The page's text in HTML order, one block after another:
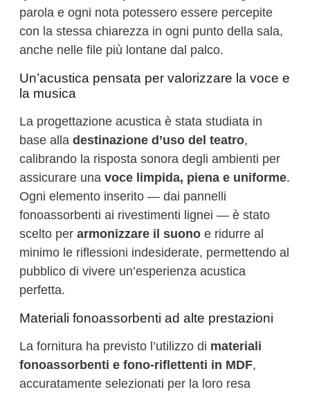
parola e ogni nota potessero essere percepite
con la stessa chiarezza in ogni punto della sala,
anche nelle file più lontane dal palco.
Un’acustica pensata per valorizzare la voce e
la musica
La progettazione acustica è stata studiata in
base alla destinazione d’uso del teatro,
calibrando la risposta sonora degli ambienti per
assicurare una voce limpida, piena e uniforme.
Ogni elemento inserito — dai pannelli
fonoassorbenti ai rivestimenti lignei — è stato
scelto per armonizzare il suono e ridurre al
minimo le riflessioni indesiderate, permettendo al
pubblico di vivere un’esperienza acustica
perfetta.
Materiali fonoassorbenti ad alte prestazioni
La fornitura ha previsto l’utilizzo di materiali
fonoassorbenti e fono-riflettenti in MDF,
accuratamente selezionati per la loro resa